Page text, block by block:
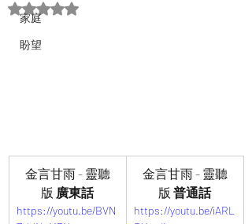
家庭
盼望
評等為 NaN（最高為 5 顆星）。
金言甘雨 - 靈聽
版 廣東話
https://youtu.be/BVN
金言甘雨 - 靈聽
版 普通話
https://youtu.be/iARL